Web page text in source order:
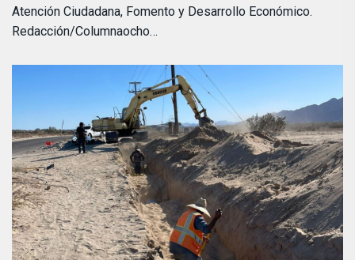
Atención Ciudadana, Fomento y Desarrollo Económico.
Redacción/Columnaocho…